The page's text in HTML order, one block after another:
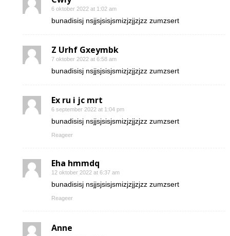
6 oktober 2022 at 1:02 am
bunadisisj nsjjsjsisjsmizjzjjzjzz zumzsert
Z Urhf Gxeymbk
7 oktober 2022 at 6:58 am
bunadisisj nsjjsjsisjsmizjzjjzjzz zumzsert
Ex ru i jc mrt
6 september 2022 at 1:04 pm
bunadisisj nsjjsjsisjsmizjzjjzjzz zumzsert
Reageer
Eha hmmdq
12 oktober 2022 at 6:37 am
bunadisisj nsjjsjsisjsmizjzjjzjzz zumzsert
Reageer
Anne